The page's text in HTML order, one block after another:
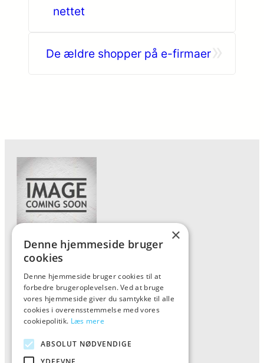
nettet
De ældre shopper på e-firmaer
Forside
Vis alle produkter
Kontakt
Oversigt artikler
ALFA
×
Denne hjemmeside bruger
cookies
Denne hjemmeside bruger cookies til at
forbedre brugeroplevelsen. Ved at bruge
vores hjemmeside giver du samtykke til alle
cookies i overensstemmelse med vores
cookiepolitik. Læs mere
ABSOLUT NØDVENDIGE